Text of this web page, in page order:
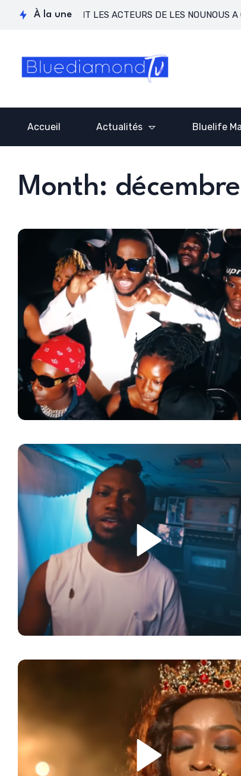
À la une
REUNIT LES ACTEURS DE LES NOUNOUS A COTONOU
Accueil Actualités Bluelife
Month: